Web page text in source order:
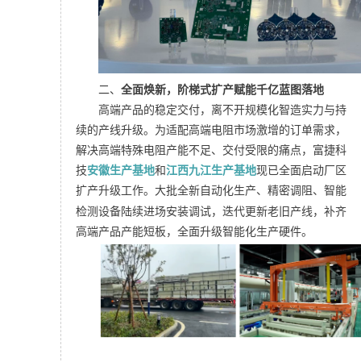
二、全面焕新，阶梯式扩产赋能千亿蓝图落地
高端产品的稳定交付，离不开规模化智造实力与持
续的产线升级。为适配高端电阻市场激增的订单需求，
解决高端特殊电阻产能不足、交付受限的痛点，富捷科
技安徽生产基地和江西九江生产基地现已全面启动厂区
扩产升级工作。大批全新自动化生产、精密调阻、智能
检测设备陆续进场安装调试，迭代更新老旧产线，补齐
高端产品产能短板，全面升级智能化生产硬件。